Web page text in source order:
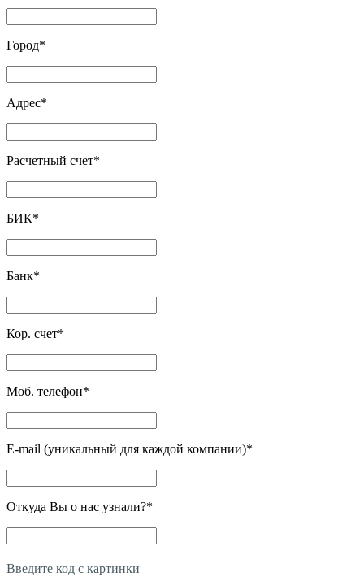
Город*
Адрес*
Расчетный счет*
БИК*
Банк*
Кор. счет*
Моб. телефон*
E-mail (уникальный для каждой компании)*
Откуда Вы о нас узнали?*
Введите код с картинки